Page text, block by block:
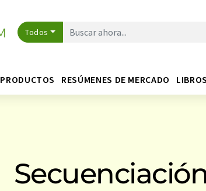
Todos
PRODUCTOS RESÚMENES DE MERCADO